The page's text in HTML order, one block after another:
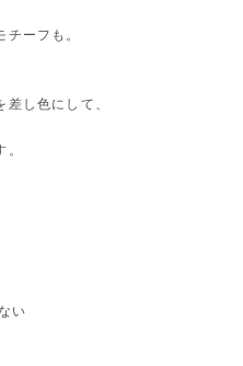
ーフも。
し色にして、
い